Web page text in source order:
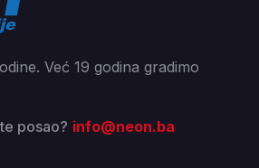
Već 19 godina gradimo
posao? info@neon.ba